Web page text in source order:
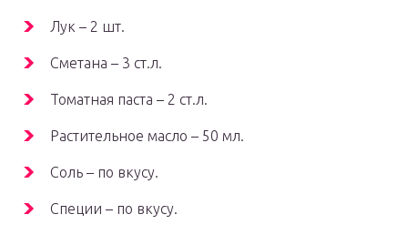
Лук – 2 шт.
Сметана – 3 ст.л.
Томатная паста – 2 ст.л.
Растительное масло – 50 мл.
Соль – по вкусу.
Специи – по вкусу.